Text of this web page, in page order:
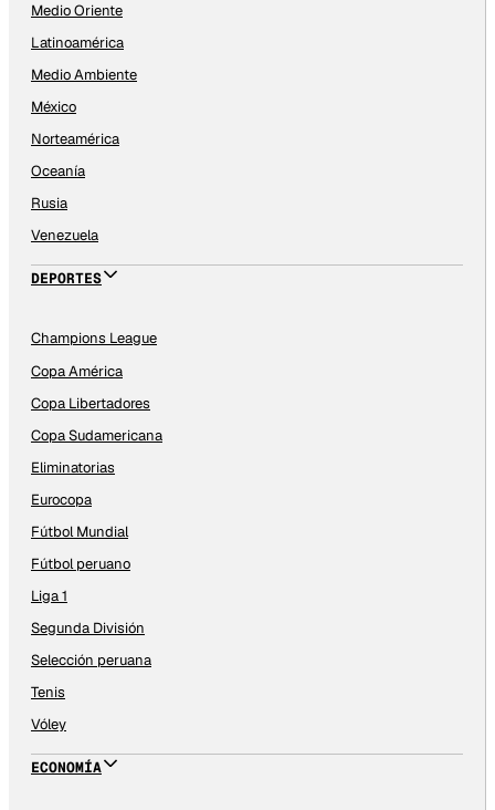
Medio Oriente
Latinoamérica
Medio Ambiente
México
Norteamérica
Oceanía
Rusia
Venezuela
DEPORTES
Champions League
Copa América
Copa Libertadores
Copa Sudamericana
Eliminatorias
Eurocopa
Fútbol Mundial
Fútbol peruano
Liga 1
Segunda División
Selección peruana
Tenis
Vóley
ECONOMÍA